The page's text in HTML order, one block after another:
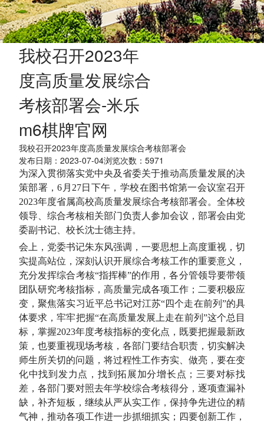
我校召开2023年
度高质量发展综合
考核部署会-米乐
m6棋牌官网
我校召开2023年度高质量发展综合考核部署会
发布日期：2023-07-04浏览次数： 5971
为深入贯彻落实党中央及省委关于推动高质量发展的决
策部署，6月27日下午，学校在图书馆第一会议室召开
2023年度省属高校高质量发展综合考核部署会。全体校
领导、综合考核相关部门负责人参加会议，部署会由党
委副书记、校长沈士德主持。
会上，党委书记朱东风强调，一要思想上高度重视，切
实提高站位，深刻认识开展综合考核工作的重要意义，
充分发挥综合考核“指挥棒”的作用，各分管领导要带领
团队研究考核指标，高质量完成各项工作；二要积极应
变，聚焦落实习近平总书记对江苏“四个走在前列”的具
体要求，牢牢把握“在高质量发展上走在前列”这个总目
标，掌握2023年度考核指标的变化点，既要把握最新政
策，也要重视现场考核，各部门要结合职责，切实解决
师生所关切的问题，将过程性工作夯实、做亮，要在变
化中找到发力点，找到拓展加分增长点；三要对标找
差，各部门要对照去年学校综合考核得分，逐项查漏补
缺，补齐短板，继续从严从实工作，保持争先进位的精
气神，推动各项工作进一步抓细抓实；四要创新工作，